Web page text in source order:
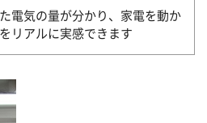
電気の量が分かり、家電を動か
リアルに実感できます